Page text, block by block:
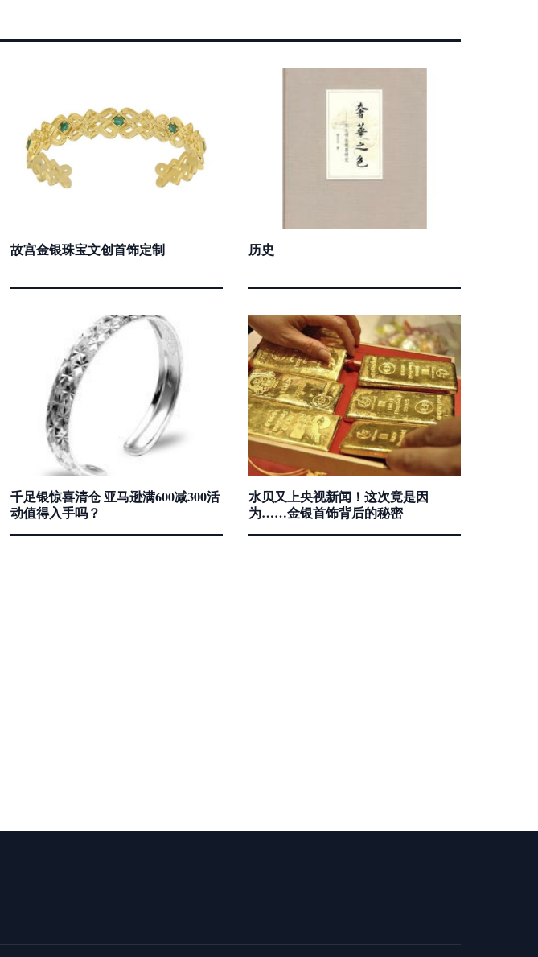
故宫金银珠宝文创首饰定制 历史
千足银惊喜清仓 亚马逊满600减300活
动值得入手吗？
水贝又上央视新闻！这次竟是因
为……金银首饰背后的秘密